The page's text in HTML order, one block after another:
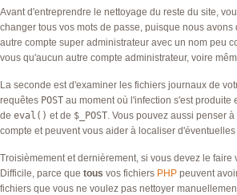
Avant d'entreprendre le nettoyage du reste du site,
changer tous vos mots de passe, puisque nous
autre compte super administrateur avec un nom peu
vous qu'aucun autre compte administrateur, voire
La seconde est d'examiner les fichiers journaux de
requêtes POST au moment où l'infection s'est
de eval() et de $_POST. Vous pouvez aussi penser
compte et peuvent vous aider à localiser
Troisièmement et dernièrement, si vous devez le
Difficile, parce que tous vos fichiers PHP peuvent
fichiers que vous ne voulez pas nettoyer